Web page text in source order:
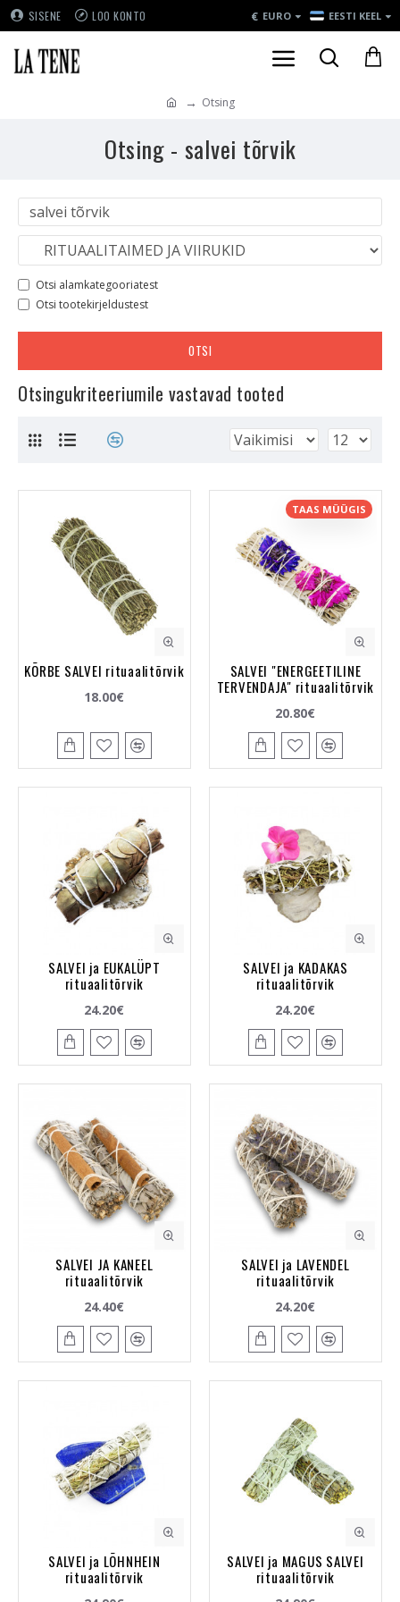
SISENE LOO KONTO € EURO EESTI KEEL
Otsing
Otsing - salvei tõrvik
Otsi alamkategooriatest
Otsi tootekirjeldustest
OTSI
Otsingukriteeriumile vastavad tooted
KÕRBE SALVEI rituaalitõrvik
18.00€
TAAS MÜÜGIS
SALVEI "ENERGEETILINE
TERVENDAJA" rituaalitõrvik
20.80€
SALVEI ja EUKALÜPT
rituaalitõrvik
24.20€
SALVEI ja KADAKAS
rituaalitõrvik
24.20€
SALVEI JA KANEEL
rituaalitõrvik
24.40€
SALVEI ja LAVENDEL
rituaalitõrvik
24.20€
SALVEI ja LÕHNHEIN
rituaalitõrvik
SALVEI ja MAGUS SALVEI
rituaalitõrvik